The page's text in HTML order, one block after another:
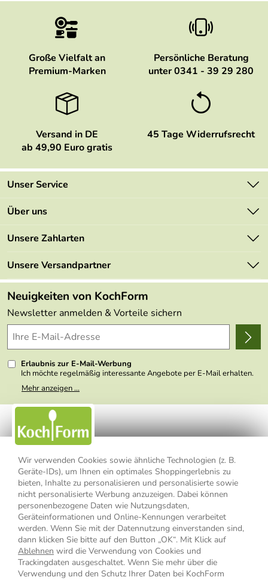
Wir verwenden Cookies sowie ähnliche Technologien (z. B.
Geräte-IDs), um Ihnen ein optimales Shoppingerlebnis zu
bieten, Inhalte zu personalisieren und personalisierte sowie
nicht personalisierte Werbung anzuzeigen. Dabei können
personenbezogene Daten wie Nutzungsdaten,
Geräteinformationen und Online-Kennungen verarbeitet
werden. Wenn Sie mit der Datennutzung einverstanden sind,
dann klicken Sie bitte auf den Button „OK“. Mit Klick auf
Ablehnen wird die Verwendung von Cookies und
Trackingdaten ausgeschaltet. Wenn Sie mehr über die
Verwendung und den Schutz Ihrer Daten bei KochForm
Große Vielfalt an
Premium-Marken
Persönliche Beratung
unter 0341 - 39 29 280
Versand in DE
ab 49,90 Euro gratis
45 Tage Widerrufsrecht
Unser Service
Kontakt
Mehrwertsteuerfrei
Retourenportal
FAQs
Lieferbedingungen
Delivery Terms
Kundenlogin
Über uns
Marken
Angebote
Made in Germany
Themen
Wir über uns
Presse
Unsere Zahlarten
Unsere Versandpartner
Neuigkeiten von KochForm
Newsletter anmelden & Vorteile sichern
Erlaubnis zur E-Mail-Werbung
Ich möchte regelmäßig interessante Angebote per E-Mail erhalten.
Meine E-Mail-Adresse wird nicht an andere Unternehmen
weitergegeben. Zu statistischen Zwecken wird in anonymer Form
nicht erkennbar, welche konkrete Person geklickt hat. Diese
Einwilligung zur Nutzung meiner E-Mail- Adresse für Werbezwecke
kann ich jederzeit mit Wirkung für die Zukunft widerrufen, indem ich
den Link "Abmelden" am Ende des Newsletters anklicke oder die
Option Newsletter im Mitgliederbereich deaktiviere. Die
Mehr anzeigen ...
Impressum Datenschutzerklärung
AGB
Widerrufsbelehrung
Widerrufsformular
Vertrag widerrufen
* Alle Preisangaben inkl. MwSt., bis 49,90 € Bestellwert zzgl.